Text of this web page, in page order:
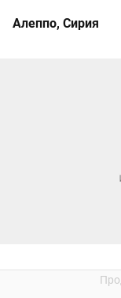
Алеппо, Сирия